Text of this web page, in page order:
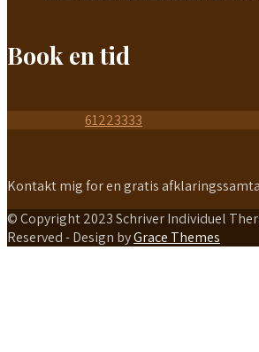
Book en tid
61223333
Kontakt mig for en gratis
© Copyright 2023 Schriver Individuel
Reserved - Design byGrace Themes